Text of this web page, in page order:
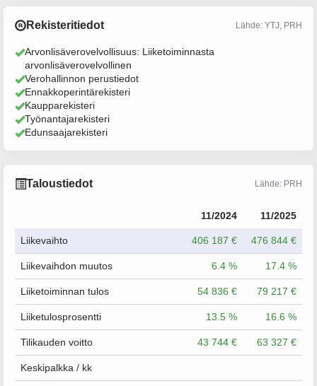
Rekisteritiedot Lähde: YTJ, PRH
Arvonlisäverovelvollisuus: Liiketoiminnasta
arvonlisäverovelvollinen
Verohallinnon perustiedot
Ennakkoperintärekisteri
Kaupparekisteri
Työnantajarekisteri
Edunsaajarekisteri
Taloustiedot Lähde: PRH
11/2024 11/2025
Liikevaihto 406 187 € 476 844 €
Liikevaihdon muutos 6.4 % 17.4 %
Liiketoiminnan tulos 54 836 € 79 217 €
Liiketulosprosentti 13.5 % 16.6 %
Tilikauden voitto 43 744 € 63 327 €
Keskipalkka / kk